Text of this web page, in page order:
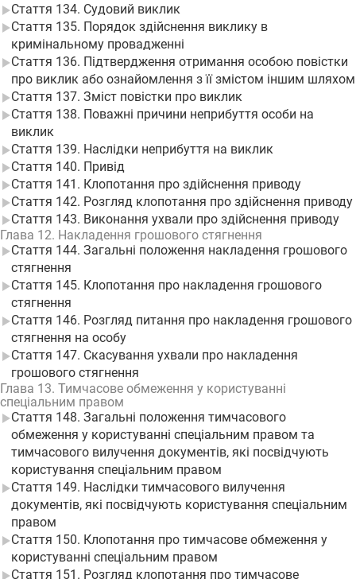
Стаття 134. Судовий виклик
Стаття 135. Порядок здійснення виклику в
кримінальному провадженні
Стаття 136. Підтвердження отримання особою повістки
про виклик або ознайомлення з її змістом іншим шляхом
Стаття 137. Зміст повістки про виклик
Стаття 138. Поважні причини неприбуття особи на
виклик
Стаття 139. Наслідки неприбуття на виклик
Стаття 140. Привід
Стаття 141. Клопотання про здійснення приводу
Стаття 142. Розгляд клопотання про здійснення приводу
Стаття 143. Виконання ухвали про здійснення приводу
Глава 12. Накладення грошового стягнення
Стаття 144. Загальні положення накладення грошового
стягнення
Стаття 145. Клопотання про накладення грошового
стягнення
Стаття 146. Розгляд питання про накладення грошового
стягнення на особу
Стаття 147. Скасування ухвали про накладення
грошового стягнення
Глава 13. Тимчасове обмеження у користуванні
спеціальним правом
Стаття 148. Загальні положення тимчасового
обмеження у користуванні спеціальним правом та
тимчасового вилучення документів, які посвідчують
користування спеціальним правом
Стаття 149. Наслідки тимчасового вилучення
документів, які посвідчують користування спеціальним
правом
Стаття 150. Клопотання про тимчасове обмеження у
користуванні спеціальним правом
Стаття 151. Розгляд клопотання про тимчасове